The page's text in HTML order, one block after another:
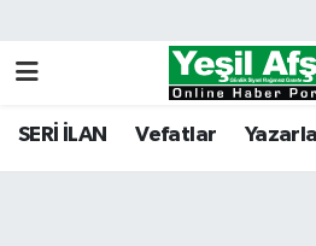
SERİ İLAN Vefatlar
Kahramanmaraş Nöbetçi